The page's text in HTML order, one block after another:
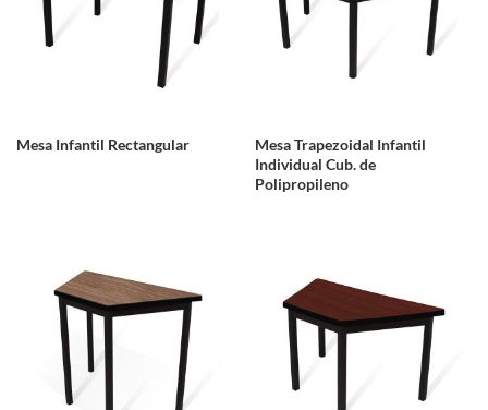
Mesa Infantil Rectangular
Mesa Trapezoidal Infantil
Individual Cub. de
Polipropileno